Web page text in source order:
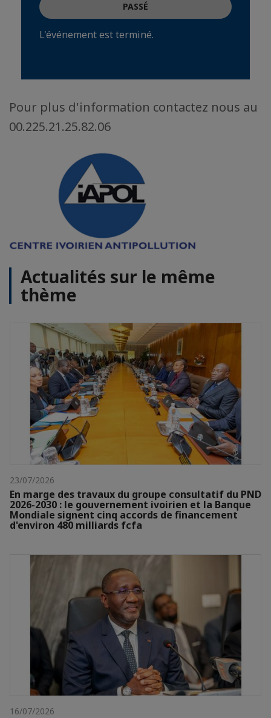
PASSÉ
L'événement est terminé.
Pour plus d'information contactez nous au
00.225.21.25.82.06
Actualités sur le même
thème
23/07/2026
En marge des travaux du groupe consultatif du PND
2026-2030 : le gouvernement ivoirien et la Banque
Mondiale signent cinq accords de financement
d'environ 480 milliards fcfa
16/07/2026